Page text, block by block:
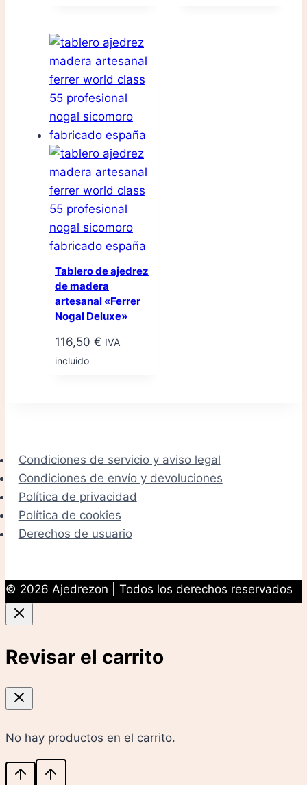
Tablero de ajedrez
de madera
artesanal «Ferrer
Nogal Deluxe»
116,50 € IVA
incluido
Condiciones de servicio y aviso legal
Condiciones de envío y devoluciones
Política de privacidad
Política de cookies
Derechos de usuario
© 2026 Ajedrezon | Todos los derechos reservados
Revisar el carrito
No hay productos en el carrito.